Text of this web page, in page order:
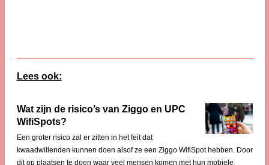
Lees ook:
Wat zijn de risico’s van Ziggo en UPC
WifiSpots?
Een groter risico zal er zitten in het feit dat
kwaadwillenden kunnen doen alsof ze een Ziggo WifiSpot hebben. Door
dit op plaatsen te doen waar veel mensen komen met hun mobiele